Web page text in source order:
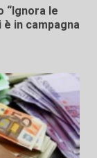
“Ignora le
in campagna